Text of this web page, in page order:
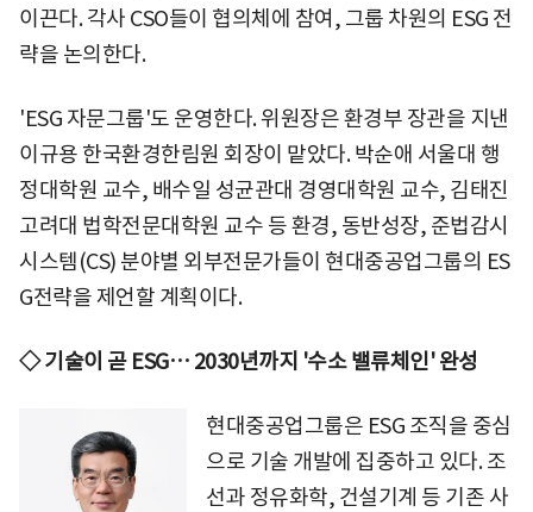
이끈다. 각사 CSO들이 협의체에 참여, 그룹 차원의 ESG 전
략을 논의한다.
'ESG 자문그룹'도 운영한다. 위원장은 환경부 장관을 지낸
이규용 한국환경한림원 회장이 맡았다. 박순애 서울대 행
정대학원 교수, 배수일 성균관대 경영대학원 교수, 김태진
고려대 법학전문대학원 교수 등 환경, 동반성장, 준법감시
시스템(CS) 분야별 외부전문가들이 현대중공업그룹의 ES
G전략을 제언할 계획이다.
◇ 기술이 곧 ESG… 2030년까지 '수소 밸류체인' 완성
현대중공업그룹은 ESG 조직을 중심
으로 기술 개발에 집중하고 있다. 조
선과 정유화학, 건설기계 등 기존 사